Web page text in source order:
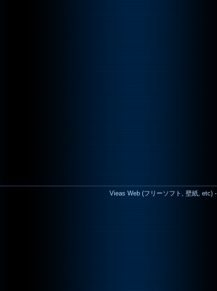
Vieas Web (フリーソフト, 壁紙, etc)